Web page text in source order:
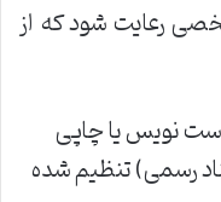
رعایت شود که از
نویس یا چاپی
رسمی) تنظیم شده